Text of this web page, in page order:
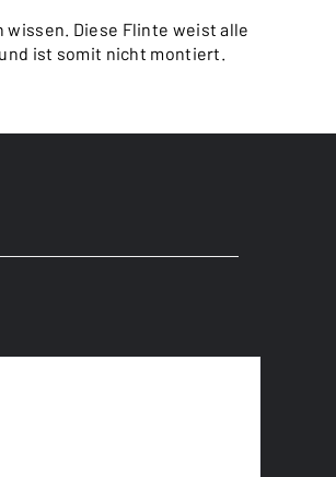
Diese Flinte weist alle
ist somit nicht montiert.